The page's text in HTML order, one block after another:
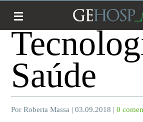
Saúde
Por Roberta Massa | 03.09.2018 |0